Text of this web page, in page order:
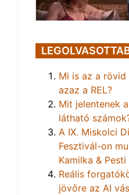
Mi is az a rövid
azaz a REL?
Mit jelentenek
látható
A IX. Miskolci
Fesztivál-on
Kamilka & Pesti
Reális
jövőre az AI